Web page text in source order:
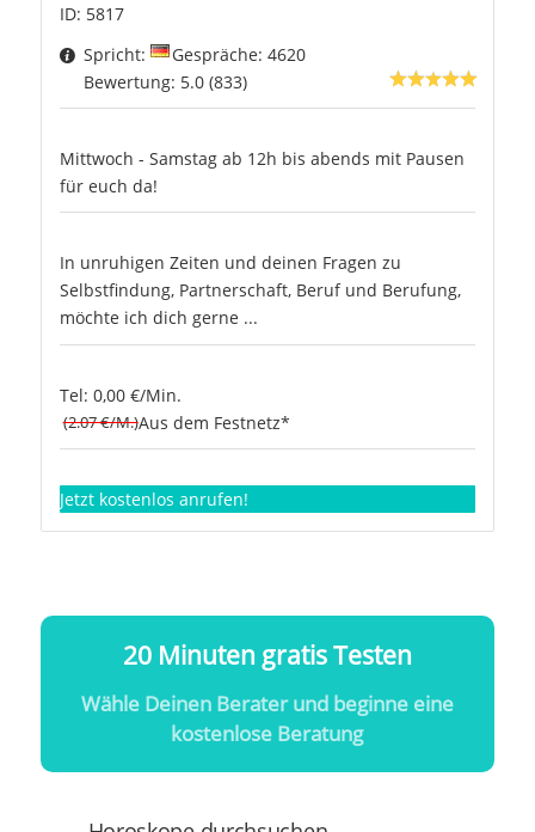
ID: 5817
Spricht:
Gespräche: 4620
Bewertung: 5.0 (833)
Mittwoch - Samstag ab 12h bis abends mit Pausen
für euch da!
In unruhigen Zeiten und deinen Fragen zu
Selbstfindung, Partnerschaft, Beruf und Berufung,
möchte ich dich gerne ...
Tel: 0,00 €/Min.
(2.07 €/M.)Aus dem Festnetz*
Jetzt kostenlos anrufen!
20 Minuten gratis Testen
Wähle Deinen Berater und beginne eine
kostenlose Beratung